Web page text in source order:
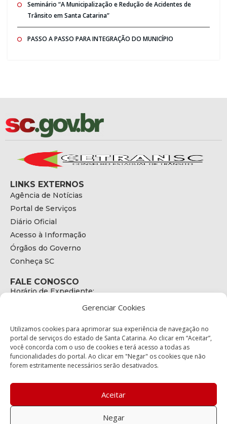
Gerenciar Cookies
Utilizamos cookies para aprimorar sua experiência de navegação no
portal de serviços do estado de Santa Catarina. Ao clicar em “Aceitar”,
você concorda com o uso de cookies e terá acesso a todas as
funcionalidades do portal. Ao clicar em "Negar" os cookies que não
forem estritamente necessários serão desativados.
Aceitar
Negar
Seminário “A Municipalização e Redução de Acidentes de
Trânsito em Santa Catarina”
PASSO A PASSO PARA INTEGRAÇÃO DO MUNICÍPIO
LINKS EXTERNOS
Agência de Notícias
Portal de Serviços
Diário Oficial
Acesso à Informação
Órgãos do Governo
Conheça SC
FALE CONOSCO
Horário de Expediente:
E-mail:
secretariaexecutiva@cetran.sc.gov.br
ENDEREÇO
Endereço:
Bairro:
Coqueiros, Florianópolis SC
88.080-160